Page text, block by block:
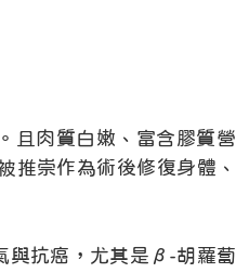
且肉質白嫩、富含膠質營
推崇作為術後修復身體、
與抗癌，尤其是β-胡蘿蔔